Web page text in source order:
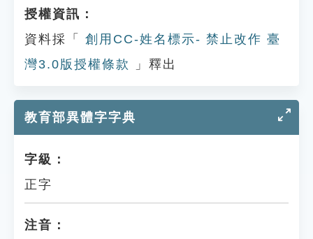
授權資訊：
資料採「
創用CC-姓名標示- 禁止改作 臺
灣3.0版授權條款
」釋出
教育部異體字字典
字級：
正字
注音：